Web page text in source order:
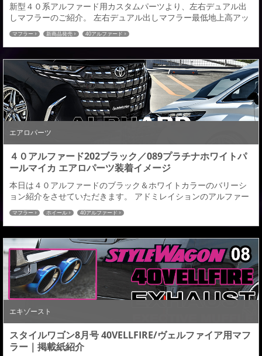
新型４０系アルファード用カスタムパーツより、左右デュアル出
しマフラーのご紹介。 左右デュアル出しマフラー最低地上高アッ
プマフラー◆アドミレイションエアロ用/純正バンパー対応用設定
有り ４０ALPHARAD：車検対応 ￥167,200（税込）～●AGH40W
：ガソリン車２WD（加速73dB/近接81dB）●AAHH40：ハイブリ
ッド車２WD（加速72dB/近接77dB）テールエンド２種：チタン
マフラー 新商品発売 40アルファード
エアロパーツ
４０アルファード202ブラック／089プラチナホワイトパ
ールマイカ エアロパーツ装着イメージ
本日は４０アルファードのブラック＆ホワイトカラーのバリーシ
ョン紹介をさせていただきます。 アドミレイションのアルファー
ドデモカーはホワイトカラーの為、ブラックカラーのデモカー画
像のご要望、お問合せが増えてきましたので、取り急ぎ画像処理
にてブラックカラーを作成させていただきました、ご検討の参考
にしていただければと思いますのでご紹介させていただきます。
新型アルファードのボディカラーは全3色。〈089プ...
マフラー ホイール 40アルファード
エキゾースト
スタイルワゴン8月号 40VELLFIRE/ヴェルファイア用マフ
ラー｜掲載紙紹介